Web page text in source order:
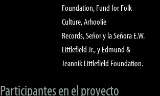
Foundation, Fund for Folk
Culture, Arhoolie
Records, Señor y la Señora E.W.
Littlefield Jr., y Edmund &
Jeannik Littlefield Foundation.
Participantes en el proyecto